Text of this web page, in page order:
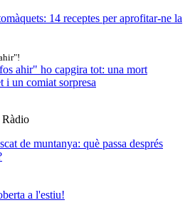
14 receptes per aprofitar-ne la
ahir" ho capgira tot: una mort
i un comiat sorpresa
Ràdio
de muntanya: què passa després
a l'estiu!